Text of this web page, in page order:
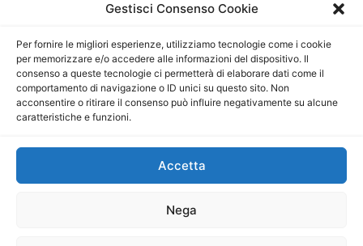
Gestisci Consenso Cookie
Per fornire le migliori esperienze, utilizziamo tecnologie come i cookie
per memorizzare e/o accedere alle informazioni del dispositivo. Il
consenso a queste tecnologie ci permetterà di elaborare dati come il
comportamento di navigazione o ID unici su questo sito. Non
acconsentire o ritirare il consenso può influire negativamente su alcune
caratteristiche e funzioni.
Accetta
Nega
Direttore Editoriale: Maurizio Scaglione
Direttore Responsabile: Maria Calabrese
P.IVA: 06334930820
Mercurio Comunicazione Società Cooperativa a r.l. è
iscritta al Registro degli Operatori di Comunicazione al